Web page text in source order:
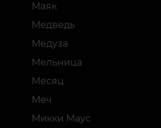
Маяк
Медведь
Медуза
Мельница
Месяц
Меч
Микки Маус